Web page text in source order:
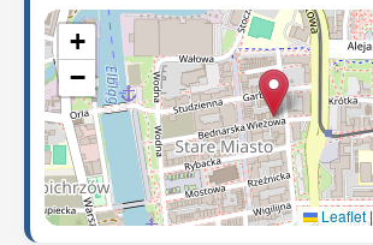
+
−
Leaflet |